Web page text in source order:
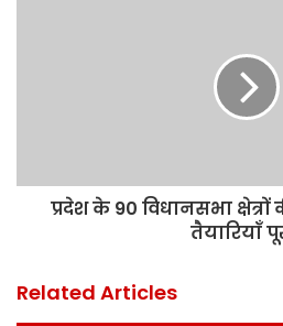
प्रदेश के 90 विधानसभा
तैयारियाँ
Related Articles